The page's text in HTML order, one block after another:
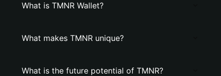
What is TMNR Wallet?
What makes TMNR unique?
What is the future potential of TMNR?